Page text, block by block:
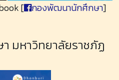
[ กองพัฒนานักศึกษา]
มหาวิทยาลัยราชภัฏ